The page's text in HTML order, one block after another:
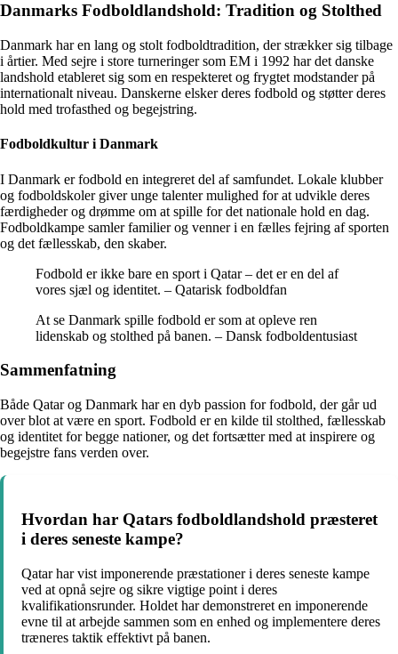
Danmarks Fodboldlandshold: Tradition og Stolthed
Danmark har en lang og stolt fodboldtradition, der strækker sig tilbage
i årtier. Med sejre i store turneringer som EM i 1992 har det danske
landshold etableret sig som en respekteret og frygtet modstander på
internationalt niveau. Danskerne elsker deres fodbold og støtter deres
hold med trofasthed og begejstring.
Fodboldkultur i Danmark
I Danmark er fodbold en integreret del af samfundet. Lokale klubber
og fodboldskoler giver unge talenter mulighed for at udvikle deres
færdigheder og drømme om at spille for det nationale hold en dag.
Fodboldkampe samler familier og venner i en fælles fejring af sporten
og det fællesskab, den skaber.
Fodbold er ikke bare en sport i Qatar – det er en del af
vores sjæl og identitet. – Qatarisk fodboldfan
At se Danmark spille fodbold er som at opleve ren
lidenskab og stolthed på banen. – Dansk fodboldentusiast
Sammenfatning
Både Qatar og Danmark har en dyb passion for fodbold, der går ud
over blot at være en sport. Fodbold er en kilde til stolthed, fællesskab
og identitet for begge nationer, og det fortsætter med at inspirere og
begejstre fans verden over.
Hvordan har Qatars fodboldlandshold præsteret
i deres seneste kampe?
Qatar har vist imponerende præstationer i deres seneste kampe
ved at opnå sejre og sikre vigtige point i deres
kvalifikationsrunder. Holdet har demonstreret en imponerende
evne til at arbejde sammen som en enhed og implementere deres
træneres taktik effektivt på banen.